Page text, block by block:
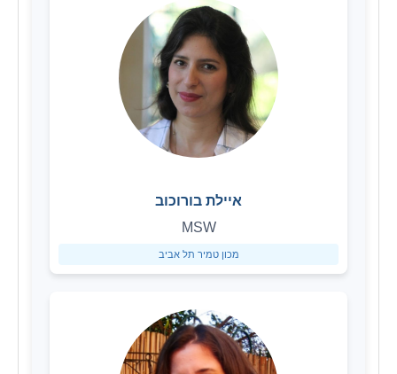
איילת בורוכוב
MSW
מכון טמיר תל אביב